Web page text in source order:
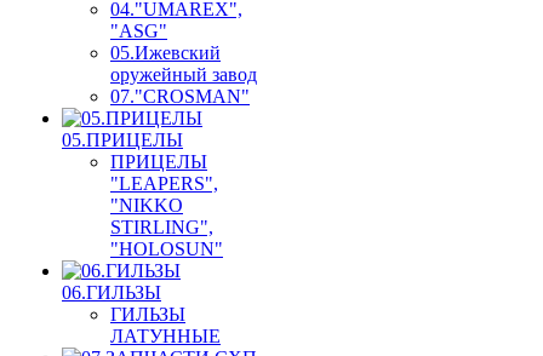
04."UMAREX",
"ASG"
05.Ижевский
оружейный завод
07."CROSMAN"
05.ПРИЦЕЛЫ
ПРИЦЕЛЫ
"LEAPERS",
"NIKKO
STIRLING",
"HOLOSUN"
06.ГИЛЬЗЫ
ГИЛЬЗЫ
ЛАТУННЫЕ